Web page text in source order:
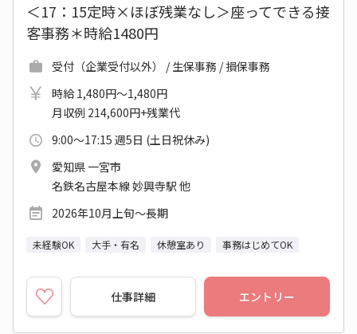
＜17：15定時×ほぼ残業なし＞座ってできる接
客事務＊時給1480円
受付（企業受付以外） / 生保事務 / 損保事務
時給 1,480円～1,480円
月収例 214,600円+残業代
9:00～17:15 週5日 (土日祝休み)
愛知県 一宮市
名鉄名古屋本線 妙興寺駅 他
2026年10月上旬～長期
未経験OK 大手・有名 休憩室あり 事務はじめてOK
仕事詳細 エントリー